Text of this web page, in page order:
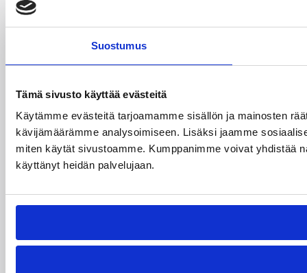
Suostumus
Tämä sivusto käyttää evästeitä
Käytämme evästeitä tarjoamamme sisällön ja mainosten
kävijämäärämme analysoimiseen. Lisäksi jaamme
miten käytät sivustoamme. Kumppanimme voivat yhdistää
käyttänyt heidän palvelujaan.